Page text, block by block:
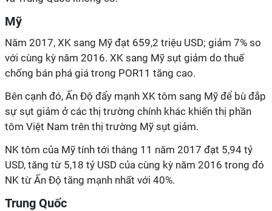
Mỹ
Năm 2017, XK sang Mỹ đạt 659,2 triệu USD; giảm 7% so
với cùng kỳ năm 2016. XK sang Mỹ sụt giảm do thuế
chống bán phá giá trong POR11 tăng cao.
Bên cạnh đó, Ấn Độ đẩy mạnh XK tôm sang Mỹ để bù đắp
sự sụt giảm ở các thị trường chính khác khiến thị phần
tôm Việt Nam trên thị trường Mỹ sụt giảm.
NK tôm của Mỹ tính tới tháng 11 năm 2017 đạt 5,94 tỷ
USD, tăng từ 5,18 tỷ USD của cùng kỳ năm 2016 trong đó
NK từ Ấn Độ tăng mạnh nhất với 40%.
Trung Quốc